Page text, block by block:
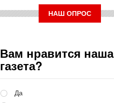
НАШ ОПРОС
Вам нравится наша
газета?
Да